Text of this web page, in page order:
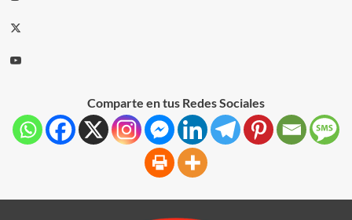
Comparte en tus Redes Sociales